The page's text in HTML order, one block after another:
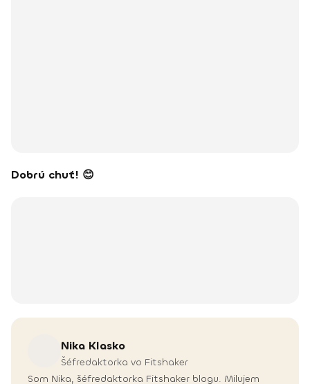
Dobrú chuť! 😊
Nika Klasko
Šéfredaktorka vo Fitshaker
Som Nika, šéfredaktorka Fitshaker blogu. Milujem